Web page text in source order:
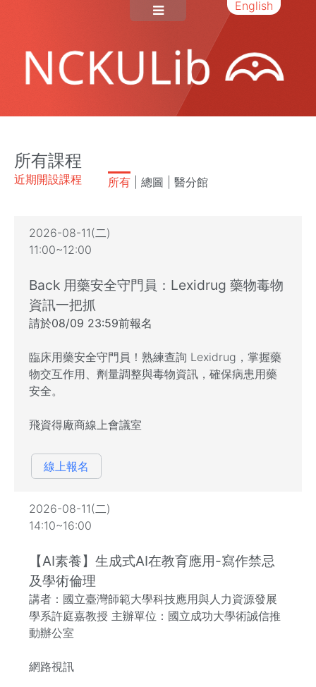
English
所有課程
所有 總圖 醫分館
近期開設課程
2026-08-11(二)
11:00~12:00
Back 用藥安全守門員：Lexidrug 藥物毒物
資訊一把抓
請於08/09 23:59前報名
臨床用藥安全守門員！熟練查詢 Lexidrug，掌握藥
物交互作用、劑量調整與毒物資訊，確保病患用藥
安全。
飛資得廠商線上會議室
線上報名
2026-08-11(二)
14:10~16:00
【AI素養】生成式AI在教育應用-寫作禁忌
及學術倫理
講者：國立臺灣師範大學科技應用與人力資源發展
學系許庭嘉教授 主辦單位：國立成功大學術誠信推
動辦公室
網路視訊